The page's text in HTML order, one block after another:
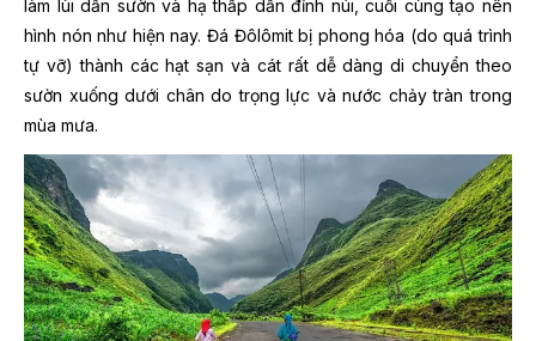
làm lùi dần sườn và hạ thấp dần đỉnh núi, cuối cùng tạo nên
hình nón như hiện nay. Đá Đôlômit bị phong hóa (do quá trình
tự vỡ) thành các hạt sạn và cát rất dễ dàng di chuyển theo
sườn xuống dưới chân do trọng lực và nước chảy tràn trong
mùa mưa.